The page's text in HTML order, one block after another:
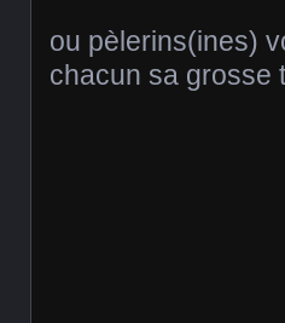
ou pèlerins(ines)
chacun sa grosse